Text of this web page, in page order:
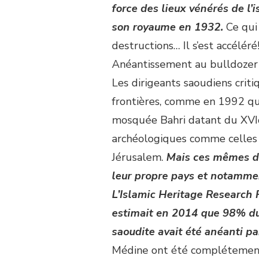
force des lieux vénérés de
son royaume en 1932. Ce
destructions… Il s’est accéléré!
Anéantissement au bulldozer
Les dirigeants saoudiens
frontières, comme en 1992
mosquée Bahri datant du
archéologiques comme
Jérusalem. Mais ces mêmes
leur propre pays et
L’Islamic Heritage
estimait en 2014 que 98%
saoudite avait été anéanti
Médine ont été